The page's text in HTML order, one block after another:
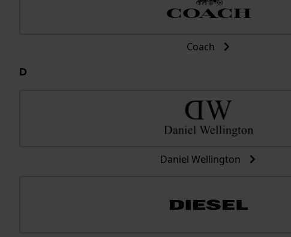
Coach
D
Daniel Wellington